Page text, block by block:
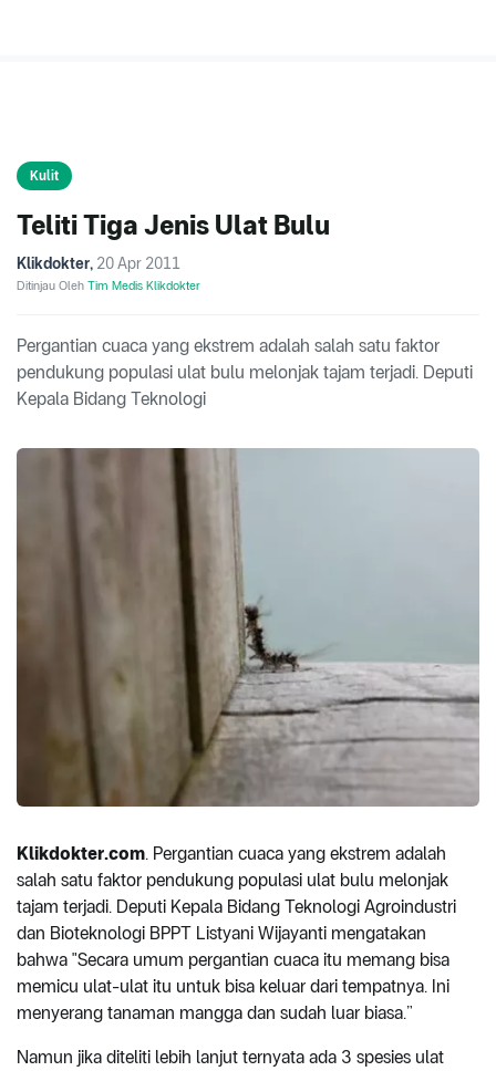
Kulit
Teliti Tiga Jenis Ulat Bulu
Klikdokter, 20 Apr 2011
Ditinjau Oleh Tim Medis Klikdokter
Pergantian cuaca yang ekstrem adalah salah satu faktor
pendukung populasi ulat bulu melonjak tajam terjadi. Deputi
Kepala Bidang Teknologi
Klikdokter.com. Pergantian cuaca yang ekstrem adalah
salah satu faktor pendukung populasi ulat bulu melonjak
tajam terjadi. Deputi Kepala Bidang Teknologi Agroindustri
dan Bioteknologi BPPT Listyani Wijayanti mengatakan
bahwa "Secara umum pergantian cuaca itu memang bisa
memicu ulat-ulat itu untuk bisa keluar dari tempatnya. Ini
menyerang tanaman mangga dan sudah luar biasa.”
Namun jika diteliti lebih lanjut ternyata ada 3 spesies ulat